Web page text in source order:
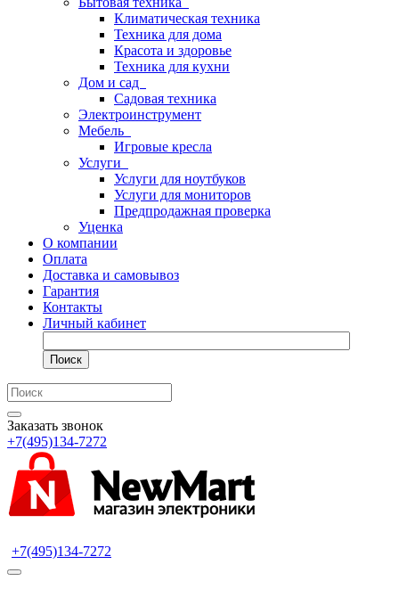
Климатическая техника
Техника для дома
Красота и здоровье
Техника для кухни
Дом и сад
Садовая техника
Электроинструмент
Мебель
Игровые кресла
Услуги
Услуги для ноутбуков
Услуги для мониторов
Предпродажная проверка
Уценка
О компании
Оплата
Доставка и самовывоз
Гарантия
Контакты
Личный кабинет
Поиск
Заказать звонок
+7(495)134-7272
+7(495)134-7272